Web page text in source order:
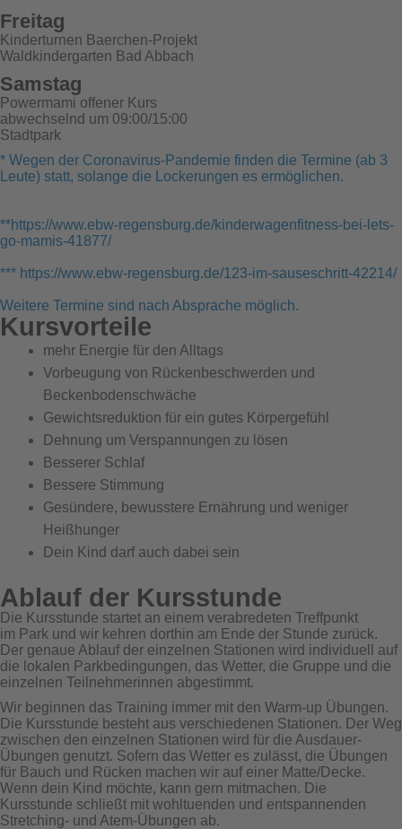
Freitag
Kinderturnen Baerchen-Projekt
Waldkindergarten Bad Abbach
Samstag
Powermami offener Kurs
abwechselnd um 09:00/15:00
Stadtpark
* Wegen der Coronavirus-Pandemie finden die Termine (ab 3
Leute) statt, solange die Lockerungen es ermöglichen.
**https://www.ebw-regensburg.de/kinderwagenfitness-bei-lets-
go-mamis-41877/
*** https://www.ebw-regensburg.de/123-im-sauseschritt-42214/
Weitere Termine sind nach Absprache möglich.
Kursvorteile
mehr Energie für den Alltags
Vorbeugung von Rückenbeschwerden und
Beckenbodenschwäche
Gewichtsreduktion für ein gutes Körpergefühl
Dehnung um Verspannungen zu lösen
Besserer Schlaf
Bessere Stimmung
Gesündere, bewusstere Ernährung und weniger
Heißhunger
Dein Kind darf auch dabei sein
Ablauf der Kursstunde
Die Kursstunde startet an einem verabredeten Treffpunkt
im Park und wir kehren dorthin am Ende der Stunde zurück.
Der genaue Ablauf der einzelnen Stationen wird individuell auf
die lokalen Parkbedingungen, das Wetter, die Gruppe und die
einzelnen Teilnehmerinnen abgestimmt.
Wir beginnen das Training immer mit den Warm-up Übungen.
Die Kursstunde besteht aus verschiedenen Stationen. Der Weg
zwischen den einzelnen Stationen wird für die Ausdauer-
Übungen genutzt. Sofern das Wetter es zulässt, die Übungen
für Bauch und Rücken machen wir auf einer Matte/Decke.
Wenn dein Kind möchte, kann gern mitmachen. Die
Kursstunde schließt mit wohltuenden und entspannenden
Stretching- und Atem-Übungen ab.